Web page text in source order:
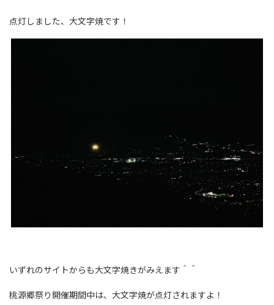
点灯しました、大文字焼です！
いずれのサイトからも大文字焼きがみえます＾＾
桃源郷祭り開催期間中は、大文字焼が点灯されますよ！